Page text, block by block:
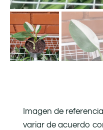
Imagen de
variar de acuerdo